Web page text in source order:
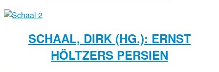
SCHAAL, DIRK (HG.): ERNST
HÖLTZERS PERSIEN